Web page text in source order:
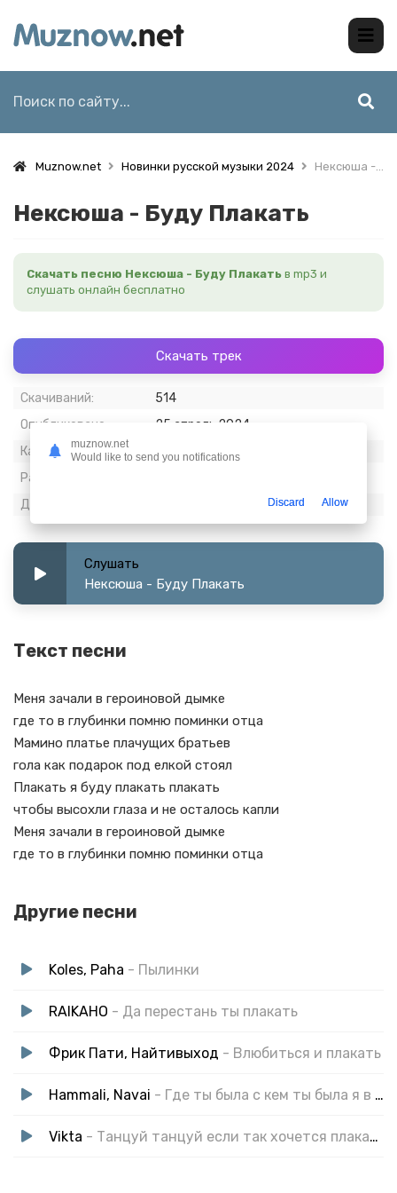
Muznow.net Новинки русской музыки 2024 Нексюша - Буду Плакать
Нексюша - Буду Плакать
Скачать песню Нексюша - Буду Плакать в mp3 и
слушать онлайн бесплатно
Скачать трек
Скачиваний:
514
Опубликовано:
25 апрель 2024
Качество:
320 kbps, Stereo
Размер:
Длительность:
Слушать
Нексюша - Буду Плакать
Текст песни
Меня зачали в героиновой дымке
где то в глубинки помню поминки отца
Мамино платье плачущих братьев
гола как подарок под елкой стоял
Плакать я буду плакать плакать
чтобы высохли глаза и не осталось капли
Меня зачали в героиновой дымке
где то в глубинки помню поминки отца
Другие песни
Koles, Paha - Пылинки
RAIKAHO - Да перестань ты плакать
Фрик Пати, Найтивыход - Влюбиться и плакать
Hammali, Navai - Где ты была с кем ты была я в подъездах пел (speed up)
Vikta - Танцуй танцуй если так хочется плакать
muznow.net
Would like to send you notifications
Discard Allow